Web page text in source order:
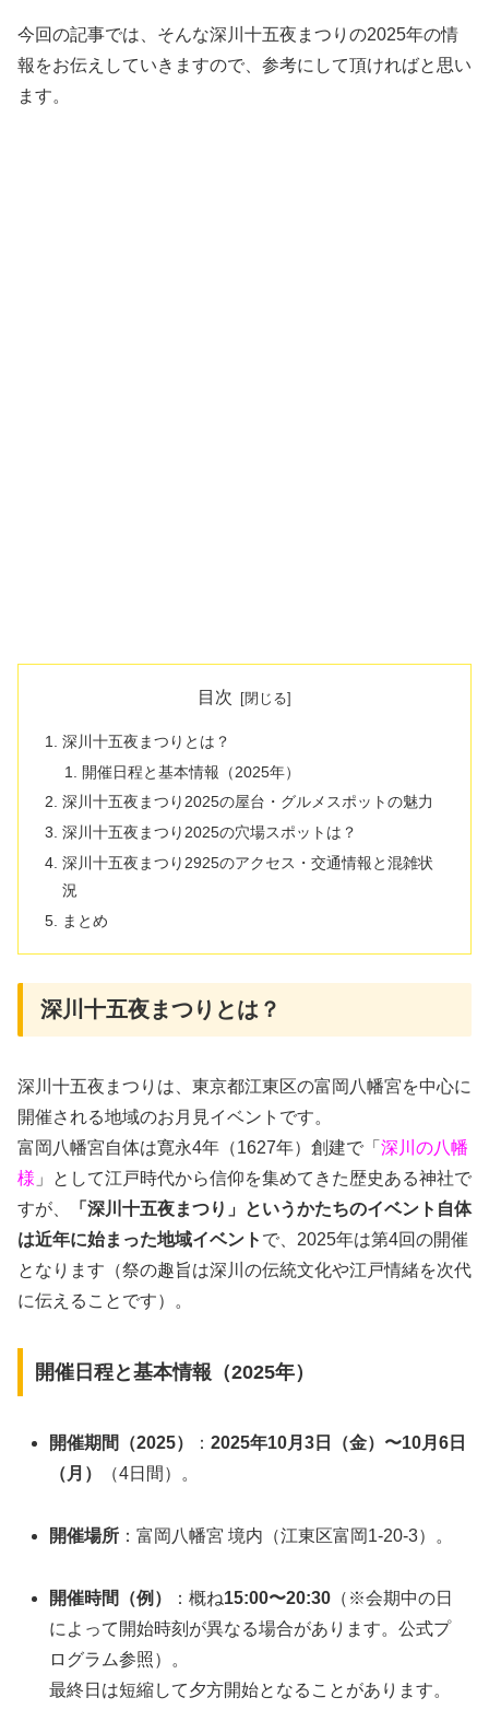
今回の記事では、そんな深川十五夜まつりの2025年の情
報をお伝えしていきますので、参考にして頂ければと思い
ます。
目次
深川十五夜まつりとは？
開催日程と基本情報（2025年）
深川十五夜まつり2025の屋台・グルメスポットの魅力
深川十五夜まつり2025の穴場スポットは？
深川十五夜まつり2925のアクセス・交通情報と混雑状
況
まとめ
深川十五夜まつりとは？
深川十五夜まつりは、東京都江東区の富岡八幡宮を中心に
開催される地域のお月見イベントです。
富岡八幡宮自体は寛永4年（1627年）創建で「 深川の八幡
様 」として江戸時代から信仰を集めてきた歴史ある神社で
すが、
「深川十五夜まつり」というかたちのイベント自体
は近年に始まった地域イベント で、2025年は第4回の開催
となります（祭の趣旨は深川の伝統文化や江戸情緒を次代
に伝えることです）。
開催日程と基本情報（2025年）
開催期間（2025） ：2025年10月3日（金）〜10月6日
（月）
（4日間）。
開催場所 ：富岡八幡宮 境内（江東区富岡1-20-3）。
開催時間（例） ：概ね15:00〜20:30 （※会期中の日
によって開始時刻が異なる場合があります。公式プ
ログラム参照）。
最終日は短縮して夕方開始となることがあります。